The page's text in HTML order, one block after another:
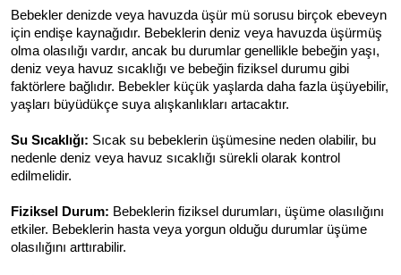
Bebekler denizde veya havuzda üşür mü sorusu birçok ebeveyn
için endişe kaynağıdır. Bebeklerin deniz veya havuzda üşürmüş
olma olasılığı vardır, ancak bu durumlar genellikle bebeğin yaşı,
deniz veya havuz sıcaklığı ve bebeğin fiziksel durumu gibi
faktörlere bağlıdır. Bebekler küçük yaşlarda daha fazla üşüyebilir,
yaşları büyüdükçe suya alışkanlıkları artacaktır.
Su Sıcaklığı: Sıcak su bebeklerin üşümesine neden olabilir, bu
nedenle deniz veya havuz sıcaklığı sürekli olarak kontrol
edilmelidir.
Fiziksel Durum: Bebeklerin fiziksel durumları, üşüme olasılığını
etkiler. Bebeklerin hasta veya yorgun olduğu durumlar üşüme
olasılığını arttırabilir.